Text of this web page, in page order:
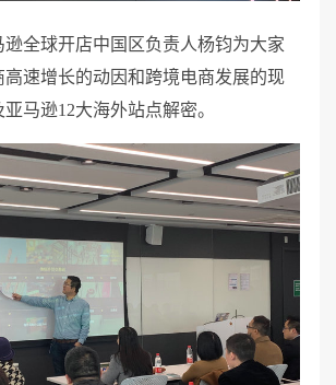
球开店中国区负责人杨钧为大家
高速增长的动因和跨境电商发展的现
马逊12大海外站点解密。